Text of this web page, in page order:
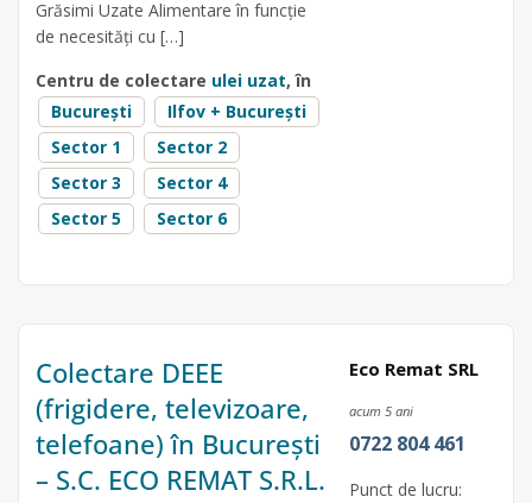
Grăsimi Uzate Alimentare în funcție
de necesități cu […]
Centru de colectare ulei uzat, în
București
Ilfov + București
Sector 1
Sector 2
Sector 3
Sector 4
Sector 5
Sector 6
Colectare DEEE
(frigidere, televizoare,
telefoane) în București
– S.C. ECO REMAT S.R.L.
Eco Remat SRL
acum 5 ani
0722 804 461
Punct de lucru: